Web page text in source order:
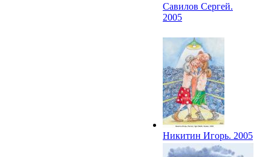
Савилов Сергей.
2005
Никитин Игорь. 2005